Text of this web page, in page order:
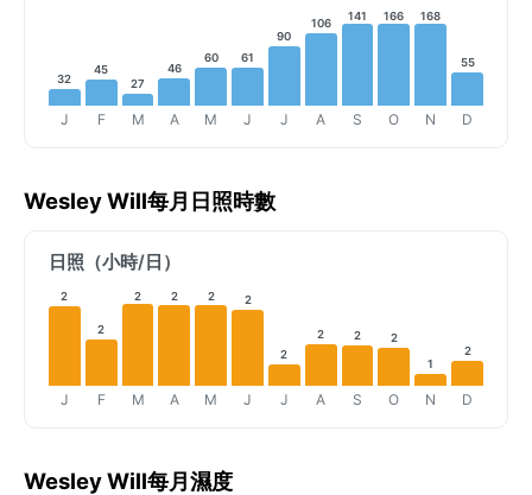
32
J
45
F
27
M
46
A
60
M
61
J
90
J
106
A
141
S
166
O
168
N
55
D
Wesley Will每月日照時數
日照（小時/日）
2
J
2
F
2
M
2
A
2
M
2
J
2
J
2
A
2
S
2
O
1
N
2
D
Wesley Will每月濕度